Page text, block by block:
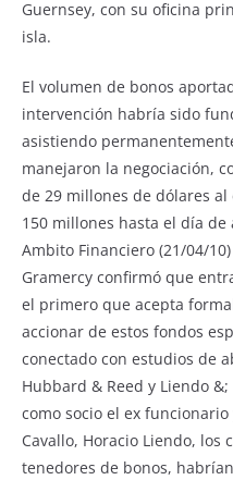
Guernsey, con su oficina
isla.
El volumen de bonos
intervención habría sido
asistiendo
manejaron la negociación,
de 29 millones de dólares al
150 millones hasta el día
Ambito Financiero (21/04/
Gramercy confirmó que
el primero que acepta
accionar de estos fondos
conectado con estudios de
Hubbard & Reed y Liendo
como socio el ex
Cavallo, Horacio Liendo, los
tenedores de bonos,